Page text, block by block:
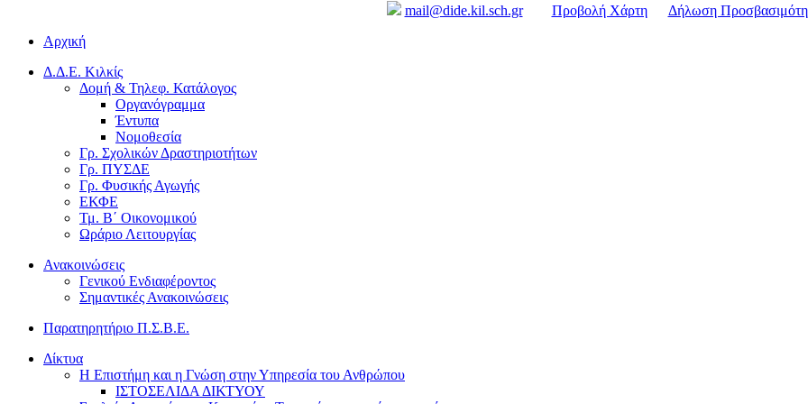
mail@dide.kil.sch.gr Προβολή Χάρτη
Δήλωση
Αρχική
Δ.Δ.Ε. Κιλκίς
Δομή & Τηλεφ. Κατάλογος
Οργανόγραμμα
Έντυπα
Νομοθεσία
Γρ. Σχολικών Δραστηριοτήτων
Γρ. ΠΥΣΔΕ
Γρ. Φυσικής Αγωγής
ΕΚΦΕ
Τμ. Β΄ Οικονομικού
Ωράριο Λειτουργίας
Ανακοινώσεις
Γενικού Ενδιαφέροντος
Σημαντικές Ανακοινώσεις
Παρατηρητήριο Π.Σ.Β.Ε.
Δίκτυα
Η Επιστήμη και η Γνώση στην Υπηρεσία του Ανθρώπου
ΙΣΤΟΣΕΛΙΔΑ ΔΙΚΤΥΟΥ